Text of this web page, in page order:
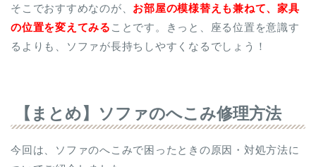
そこでおすすめなのが、 お部屋の模様替えも兼ねて、家具
の位置を変えてみる ことです。きっと、座る位置を意識す
るよりも、ソファが長持ちしやすくなるでしょう！
【まとめ】ソファのへこみ修理方法
今回は、ソファのへこみで困ったときの原因・対処方法に